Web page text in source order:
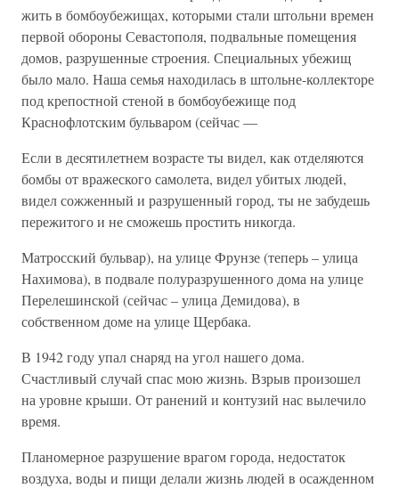
жить в бомбоубежищах, которыми стали штольни времен
первой обороны Севастополя, подвальные помещения
домов, разрушенные строения. Специальных убежищ
было мало. Наша семья находилась в штольне-коллекторе
под крепостной стеной в бомбоубежище под
Краснофлотским бульваром (сейчас —
Если в десятилетнем возрасте ты видел, как отделяются
бомбы от вражеского самолета, видел убитых людей,
видел сожженный и разрушенный город, ты не забудешь
пережитого и не сможешь простить никогда.
Матросский бульвар), на улице Фрунзе (теперь – улица
Нахимова), в подвале полуразрушенного дома на улице
Перелешинской (сейчас – улица Демидова), в
собственном доме на улице Щербака.
В 1942 году упал снаряд на угол нашего дома.
Счастливый случай спас мою жизнь. Взрыв произошел
на уровне крыши. От ранений и контузий нас вылечило
время.
Планомерное разрушение врагом города, недостаток
воздуха, воды и пищи делали жизнь людей в осажденном